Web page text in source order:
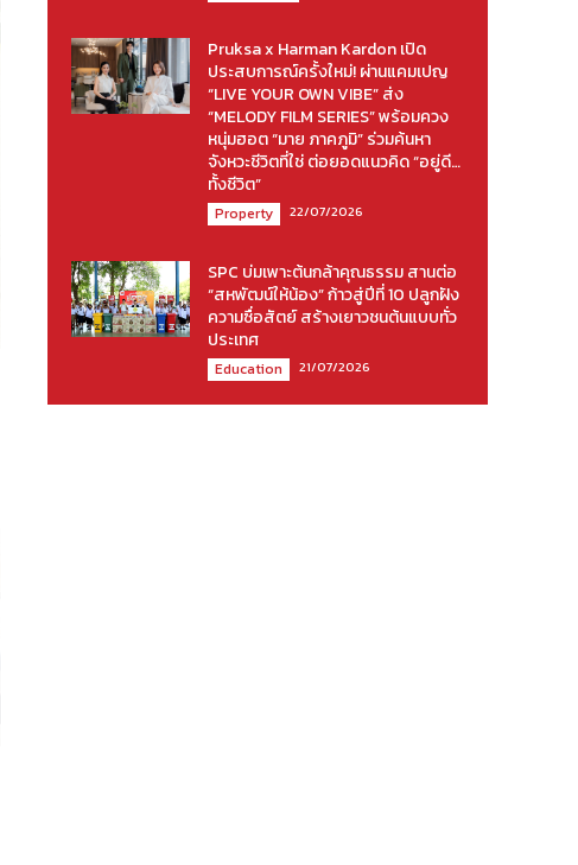
Pruksa x Harman Kardon เปิด
ประสบการณ์ครั้งใหม่! ผ่านแคมเปญ
“LIVE YOUR OWN VIBE” ส่ง
“MELODY FILM SERIES” พร้อมควง
หนุ่มฮอต “มาย ภาคภูมิ” ร่วมค้นหา
จังหวะชีวิตที่ใช่ ต่อยอดแนวคิด “อยู่ดี…
ทั้งชีวิต”
Property 22/07/2026
SPC บ่มเพาะต้นกล้าคุณธรรม สานต่อ
“สหพัฒน์ให้น้อง” ก้าวสู่ปีที่ 10 ปลูกฝัง
ความซื่อสัตย์ สร้างเยาวชนต้นแบบทั่ว
ประเทศ
Education 21/07/2026